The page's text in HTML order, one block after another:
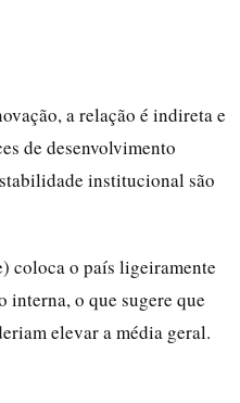
a relação é indireta e
de desenvolvimento
institucional são
coloca o país ligeiramente
interna, o que sugere que
elevar a média geral.